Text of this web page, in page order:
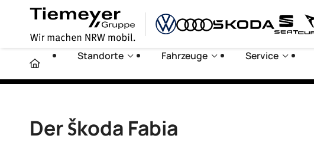
Standorte Fahrzeuge Service
Der Škoda Fabia